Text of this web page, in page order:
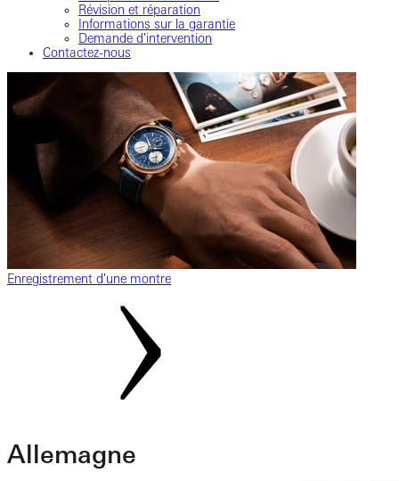
Révision et réparation
Informations sur la garantie
Demande d'intervention
Contactez-nous
Enregistrement d'une montre
Allemagne